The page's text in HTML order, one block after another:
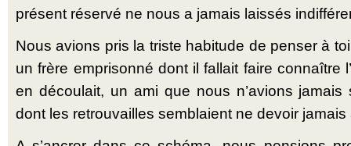
présent réservé ne nous a jamais laissés
Nous avions pris la triste habitude de penser à
un frère emprisonné dont il fallait faire connaître
en découlait, un ami que nous n’avions
dont les retrouvailles semblaient ne devoir jamais